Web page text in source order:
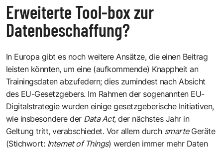
Erweiterte Tool-box zur
Datenbeschaffung?
In Europa gibt es noch weitere Ansätze, die einen Beitrag
leisten könnten, um eine (aufkommende) Knappheit an
Trainingsdaten abzufedern; dies zumindest nach Absicht
des EU-Gesetzgebers. Im Rahmen der sogenannten EU-
Digitalstrategie wurden einige gesetzgeberische Initiativen,
wie insbesondere der Data Act, der nächstes Jahr in
Geltung tritt, verabschiedet. Vor allem durch smarteGeräte
(Stichwort: Internet of Things) werden immer mehr Daten